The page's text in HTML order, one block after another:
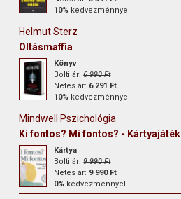
10% kedvezménnyel
Helmut Sterz
Oltásmaffia
Könyv
Bolti ár:6 990 Ft
Netes ár: 6 291 Ft
10% kedvezménnyel
Mindwell Pszichológia
Ki fontos? Mi fontos? - Kártyajáték
Kártya
Bolti ár:9 990 Ft
Netes ár: 9 990 Ft
0% kedvezménnyel